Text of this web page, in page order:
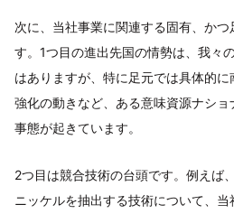
次に、当社事業に関連する固有、か
す。1つ目の進出先国の情勢は、我々
はありますが、特に足元では具体的
強化の動きなど、ある意味資源ナシ
事態が起きています。
2つ目は競合技術の台頭です。例えば
ニッケルを抽出する技術について、